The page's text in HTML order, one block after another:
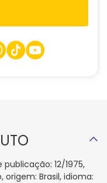
12/1975,
origem: Brasil, idioma: